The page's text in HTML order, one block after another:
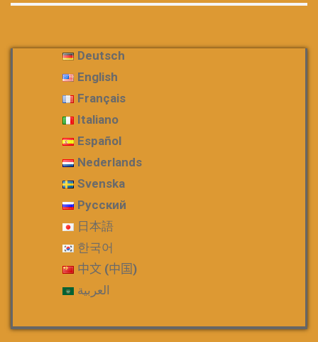
Deutsch
English
Français
Italiano
Español
Nederlands
Svenska
Русский
日本語
한국어
中文 (中国)
العربية